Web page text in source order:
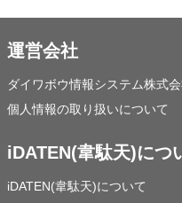
運営会社
ダイワボウ情報システム株式
個人情報の取り扱いについて
iDATEN(韋駄天)につ
iDATEN(韋駄天)について